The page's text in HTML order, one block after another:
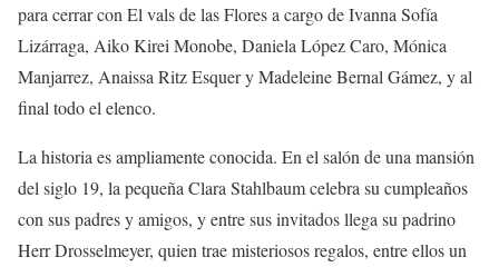
para cerrar con El vals de las Floresa cargo de Ivanna Sofía
Lizárraga, AikoKirei Monobe, Daniela López Caro, Mónica
Manjarrez, Anaissa Ritz Esquer y Madeleine Bernal Gámez, y al
final todo el elenco.
La historia es ampliamente conocida. En el salón de una mansión
del siglo 19, la pequeña Clara Stahlbaumcelebra su cumpleaños
con sus padres y amigos, y entresus invitados llega su padrino
HerrDrosselmeyer, quien traemisteriosos regalos, entre ellosun